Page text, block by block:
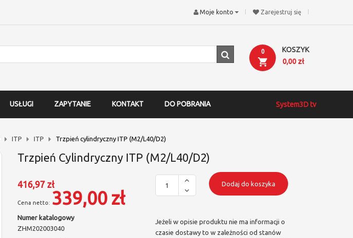
Zarejestruj się
Moje konto
KOSZYK
0
0,00 zł
USŁUGI ZAPYTANIE KONTAKT DO POBRANIA System3D tv
ITP ITP Trzpień cylindryczny ITP (M2/L40/D2)
Trzpień Cylindryczny ITP (M2/L40/D2)
416,97 zł
339,00 zł
Numer katalogowy
ZHM202003040
Dodaj do koszyka
Jeżeli w opisie produktu nie ma informacji o
czasie dostawy to w zależności od stanów